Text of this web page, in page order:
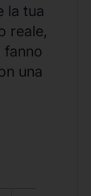
la tua
reale,
fanno
una